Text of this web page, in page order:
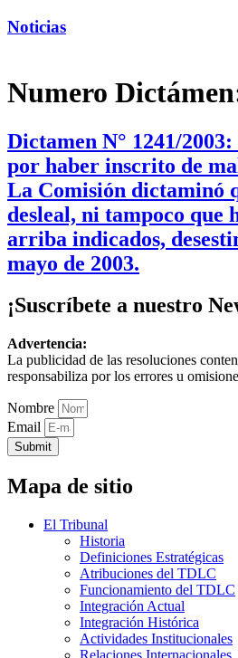
Noticias
Numero
Dictamen N° 1241/
por haber inscrito de
La Comisión dictaminó
desleal, ni tampoco que
arriba indicados,
mayo de 2003.
¡Suscríbete a nuestro
Advertencia:
La publicidad de las resoluciones
responsabiliza por los errores u
Nombre
Email
Submit
Mapa de sitio
El Tribunal
Historia
Definiciones Estratégicas
Atribuciones del TDLC
Funcionamiento del TDLC
Integración Actual
Integración Histórica
Actividades Institucionales